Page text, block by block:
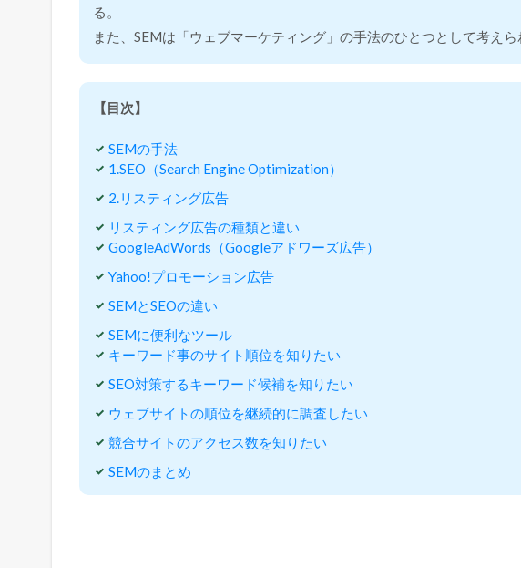
t
n
g
】
S
E
M
は
、
S
e
a
r
c
E
g
i
e
M
る。
また、SEMは「ウェブマーケティング」の手法のひとつとして考えら
【目次】
SEMの手法
1.SEO（Search Engine Optimization）
2.リスティング広告
リスティング広告の種類と違い
GoogleAdWords（Googleアドワーズ広告）
Yahoo!プロモーション広告
SEMとSEOの違い
SEMに便利なツール
キーワード事のサイト順位を知りたい
SEO対策するキーワード候補を知りたい
ウェブサイトの順位を継続的に調査したい
競合サイトのアクセス数を知りたい
SEMのまとめ